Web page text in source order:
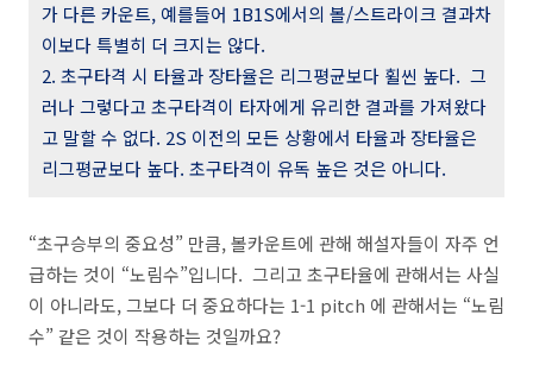
가 다른 카운트, 예를들어 1B1S에서의 볼/스트라이크 결과차
이보다 특별히 더 크지는 않다.
2. 초구타격 시 타율과 장타율은 리그평균보다 휠씬 높다. 그
러나 그렇다고 초구타격이 타자에게 유리한 결과를 가져왔다
고 말할 수 없다. 2S 이전의 모든 상황에서 타율과 장타율은
리그평균보다 높다. 초구타격이 유독 높은 것은 아니다.
“초구승부의 중요성” 만큼, 볼카운트에 관해 해설자들이 자주 언
급하는 것이 “노림수”입니다. 그리고 초구타율에 관해서는 사실
이 아니라도, 그보다 더 중요하다는 1-1 pitch 에 관해서는 “노림
수” 같은 것이 작용하는 것일까요?